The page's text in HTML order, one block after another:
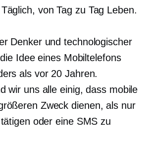
Täglich, von Tag zu Tag Leben.
Denker und technologischer
Idee eines Mobiltelefons
als vor 20 Jahren.
wir uns alle einig, dass mobile
Zweck dienen, als nur
oder eine SMS zu